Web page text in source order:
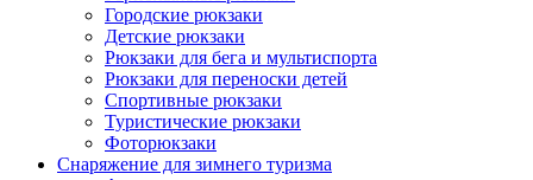
Городские рюкзаки
Детские рюкзаки
Рюкзаки для бега и мультиспорта
Рюкзаки для переноски детей
Спортивные рюкзаки
Туристические рюкзаки
Фоторюкзаки
Снаряжение для зимнего туризма